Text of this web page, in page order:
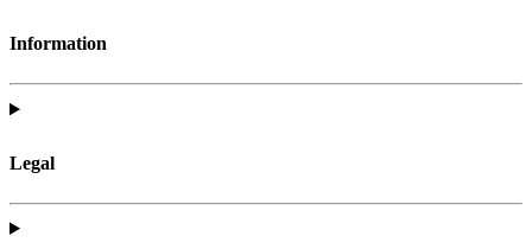
Information
Legal